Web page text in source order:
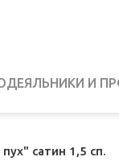
И
сатин 1,5 сп.